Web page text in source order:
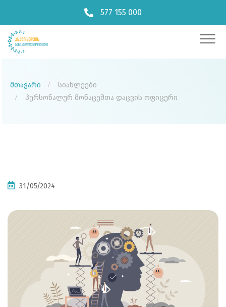
577 155 000
მთავარი
სიახლეები
პერსონალურ მონაცემთა დაცვის ოფიცერი
31/05/2024